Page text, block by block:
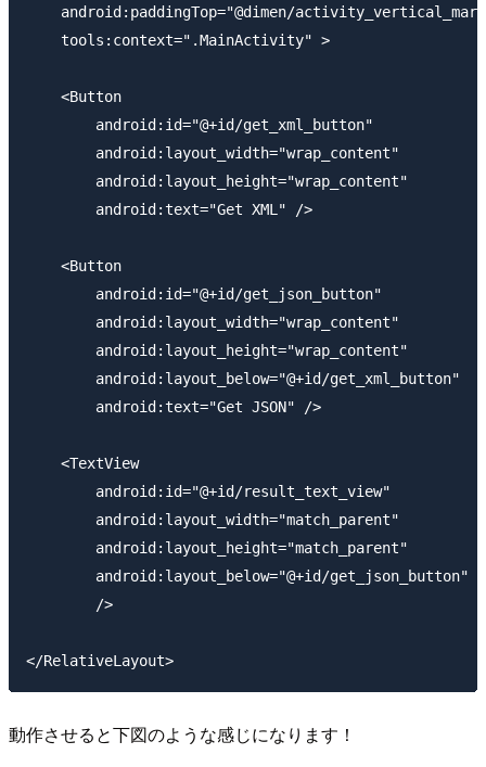
android:paddingTop="@dimen/
    tools:context=".MainActivity" >
    <Button
        android:id="@+id/get_xml_button"
        android:layout_width="wrap_content"
        android:layout_height="wrap_content"
        android:text="Get XML" />
    <Button
        android:id="@+id/get_json_button"
        android:layout_width="wrap_content"
        android:layout_height="wrap_content"
        android:layout_below="@+id/get_xml_button"
        android:text="Get JSON" />
    <TextView
        android:id="@+id/result_text_view"
        android:layout_width="match_parent"
        android:layout_height="match_parent"
        android:layout_below="@+id/get_json_button"
        />
動作させると下図のような感じになります！